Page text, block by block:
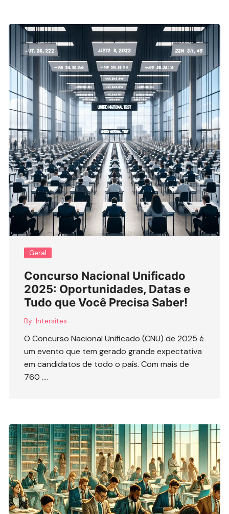
Geral
Concurso Nacional Unificado
2025: Oportunidades, Datas e
Tudo que Você Precisa Saber!
By: Intersites
O Concurso Nacional Unificado (CNU) de 2025 é
um evento que tem gerado grande expectativa
em candidatos de todo o país. Com mais de
760 ….